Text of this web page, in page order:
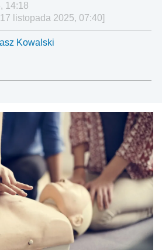
14:18
listopada 2025, 07:40]
Kowalski